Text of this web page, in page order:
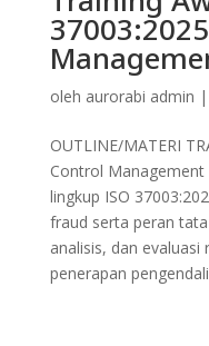
oleh aurorabi admin |
OUTLINE/MATERI
Control Management
lingkup ISO
fraud serta peran
analisis, dan
penerapan